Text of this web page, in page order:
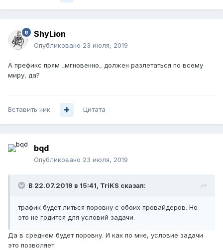
ShyLion
Опубликовано 23 июля, 2019
А префикс прям _мгновенно_ должен разлетаться по всему
миру, да?
Вставить ник Цитата
bqd
Опубликовано 23 июля, 2019
В 22.07.2019 в 15:41, TriKS сказал:
трафик будет литься поровну с обоих провайдеров. Но
это не годится для условий задачи.
Да в среднем будет поровну. И как по мне, условие задачи
это позволяет.